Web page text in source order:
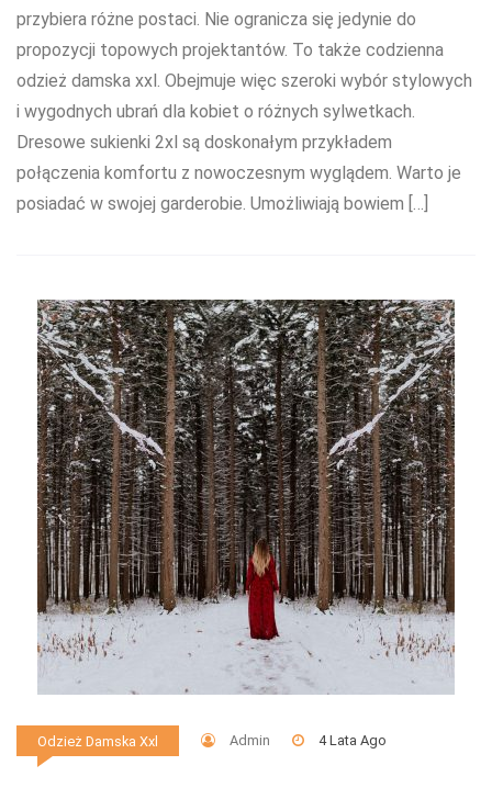
przybiera różne postaci. Nie ogranicza się jedynie do
propozycji topowych projektantów. To także codzienna
odzież damska xxl. Obejmuje więc szeroki wybór stylowych
i wygodnych ubrań dla kobiet o różnych sylwetkach.
Dresowe sukienki 2xl są doskonałym przykładem
połączenia komfortu z nowoczesnym wyglądem. Warto je
posiadać w swojej garderobie. Umożliwiają bowiem […]
Odzież Damska Xxl Admin 4 Lata Ago